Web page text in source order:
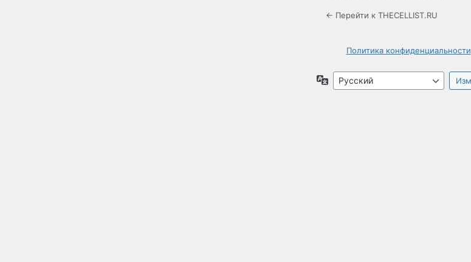
← Перейти к THECELLIST.RU
Политика конфиденциальности
Язык